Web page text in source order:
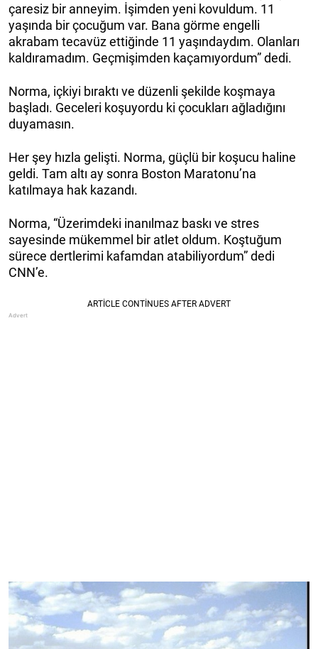
çaresiz bir anneyim. İşimden yeni kovuldum. 11
yaşında bir çocuğum var. Bana görme engelli
akrabam tecavüz ettiğinde 11 yaşındaydım. Olanları
kaldıramadım. Geçmişimden kaçamıyordum” dedi.
Norma, içkiyi bıraktı ve düzenli şekilde koşmaya
başladı. Geceleri koşuyordu ki çocukları ağladığını
duyamasın.
Her şey hızla gelişti. Norma, güçlü bir koşucu haline
geldi. Tam altı ay sonra Boston Maratonu’na
katılmaya hak kazandı.
Norma, “Üzerimdeki inanılmaz baskı ve stres
sayesinde mükemmel bir atlet oldum. Koştuğum
sürece dertlerimi kafamdan atabiliyordum” dedi
CNN’e.